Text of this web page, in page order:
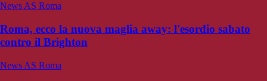
News AS Roma
Roma, ecco la nuova maglia away: l'esordio sabato
contro il Brighton
News AS Roma